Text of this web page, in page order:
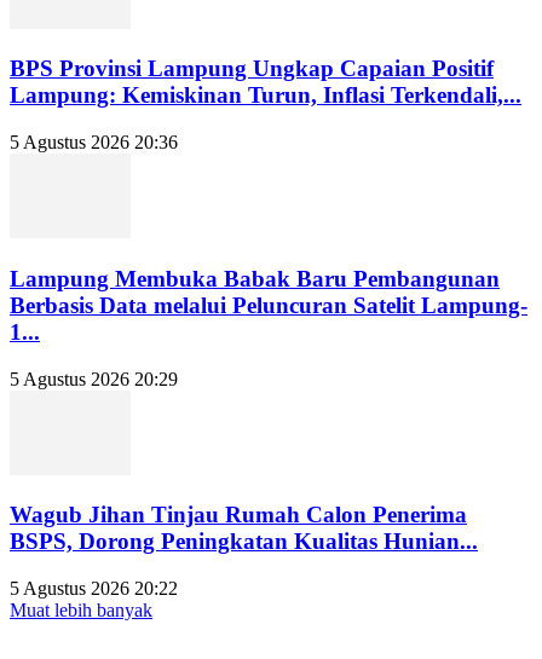
BPS Provinsi Lampung Ungkap Capaian Positif
Lampung: Kemiskinan Turun, Inflasi Terkendali,...
5 Agustus 2026 20:36
Lampung Membuka Babak Baru Pembangunan
Berbasis Data melalui Peluncuran Satelit Lampung-
1...
5 Agustus 2026 20:29
Wagub Jihan Tinjau Rumah Calon Penerima
BSPS, Dorong Peningkatan Kualitas Hunian...
5 Agustus 2026 20:22
Muat lebih banyak